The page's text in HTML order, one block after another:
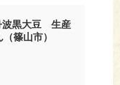
黒大豆 生産
篠山市）